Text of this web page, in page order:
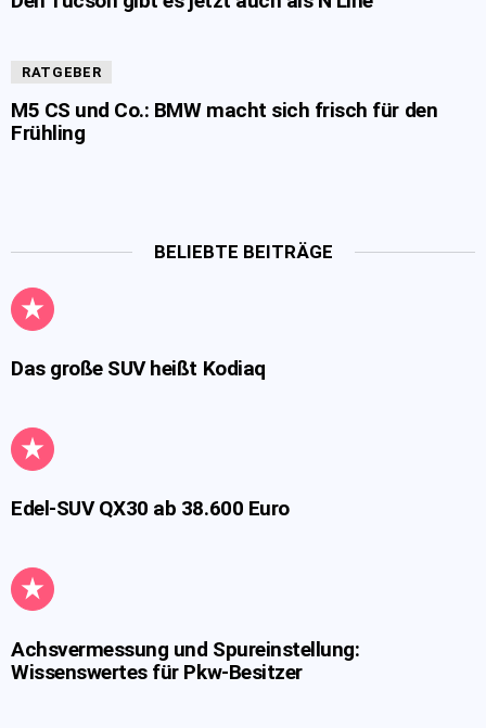
RATGEBER
M5 CS und Co.: BMW macht sich frisch für den
Frühling
BELIEBTE BEITRÄGE
Das große SUV heißt Kodiaq
Edel-SUV QX30 ab 38.600 Euro
Achsvermessung und Spureinstellung:
Wissenswertes für Pkw-Besitzer